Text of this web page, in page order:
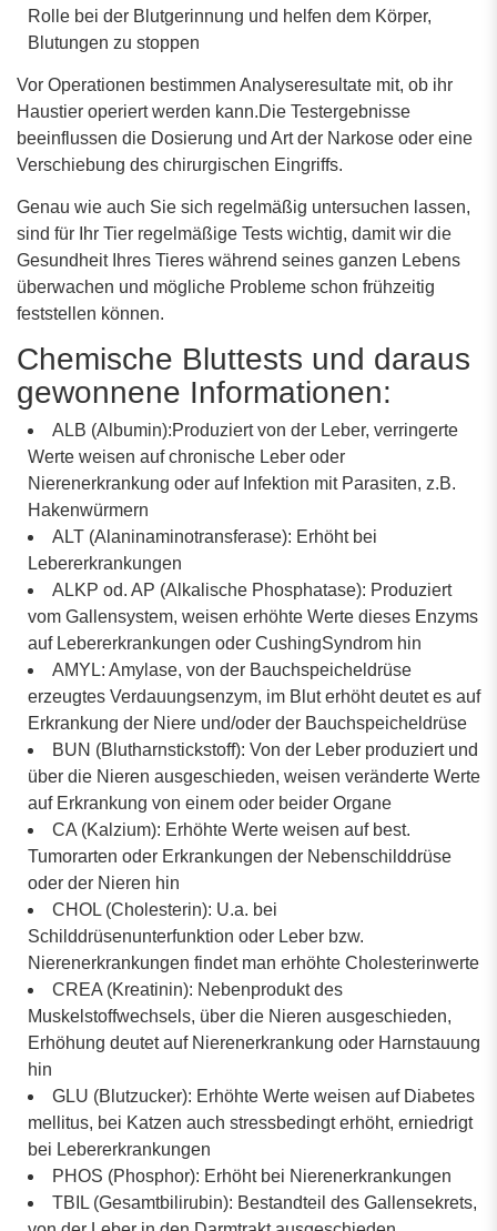
Rolle bei der Blutgerinnung und helfen dem Körper,
Blutungen zu stoppen
Vor Operationen bestimmen Analyseresultate mit, ob ihr
Haustier operiert werden kann.Die Testergebnisse
beeinflussen die Dosierung und Art der Narkose oder eine
Verschiebung des chirurgischen Eingriffs.
Genau wie auch Sie sich regelmäßig untersuchen lassen,
sind für Ihr Tier regelmäßige Tests wichtig, damit wir die
Gesundheit Ihres Tieres während seines ganzen Lebens
überwachen und mögliche Probleme schon frühzeitig
feststellen können.
Chemische Bluttests und daraus
gewonnene Informationen:
ALB (Albumin):Produziert von der Leber, verringerte
Werte weisen auf chronische Leber oder
Nierenerkrankung oder auf Infektion mit Parasiten, z.B.
Hakenwürmern
ALT (Alaninaminotransferase): Erhöht bei
Lebererkrankungen
ALKP od. AP (Alkalische Phosphatase): Produziert
vom Gallensystem, weisen erhöhte Werte dieses Enzyms
auf Lebererkrankungen oder CushingSyndrom hin
AMYL: Amylase, von der Bauchspeicheldrüse
erzeugtes Verdauungsenzym, im Blut erhöht deutet es auf
Erkrankung der Niere und/oder der Bauchspeicheldrüse
BUN (Blutharnstickstoff): Von der Leber produziert und
über die Nieren ausgeschieden, weisen veränderte Werte
auf Erkrankung von einem oder beider Organe
CA (Kalzium): Erhöhte Werte weisen auf best.
Tumorarten oder Erkrankungen der Nebenschilddrüse
oder der Nieren hin
CHOL (Cholesterin): U.a. bei
Schilddrüsenunterfunktion oder Leber bzw.
Nierenerkrankungen findet man erhöhte Cholesterinwerte
CREA (Kreatinin): Nebenprodukt des
Muskelstoffwechsels, über die Nieren ausgeschieden,
Erhöhung deutet auf Nierenerkrankung oder Harnstauung
hin
GLU (Blutzucker): Erhöhte Werte weisen auf Diabetes
mellitus, bei Katzen auch stressbedingt erhöht, erniedrigt
bei Lebererkrankungen
PHOS (Phosphor): Erhöht bei Nierenerkrankungen
TBIL (Gesamtbilirubin): Bestandteil des Gallensekrets,